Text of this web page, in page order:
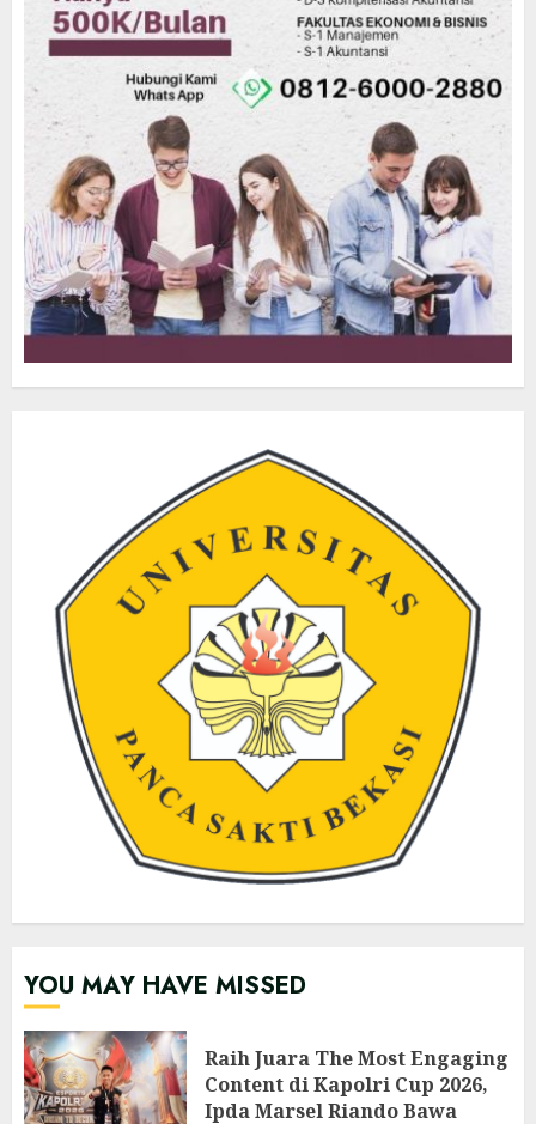
YOU MAY HAVE MISSED
Raih Juara The Most Engaging
Content di Kapolri Cup 2026,
Ipda Marsel Riando Bawa